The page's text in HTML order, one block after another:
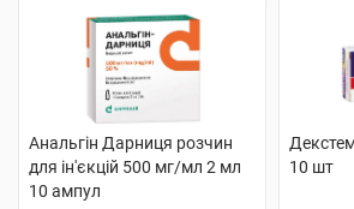
Анальгін Дарниця розчин
для ін'єкцій 500 мг/мл 2 мл
10 ампул
10 шт